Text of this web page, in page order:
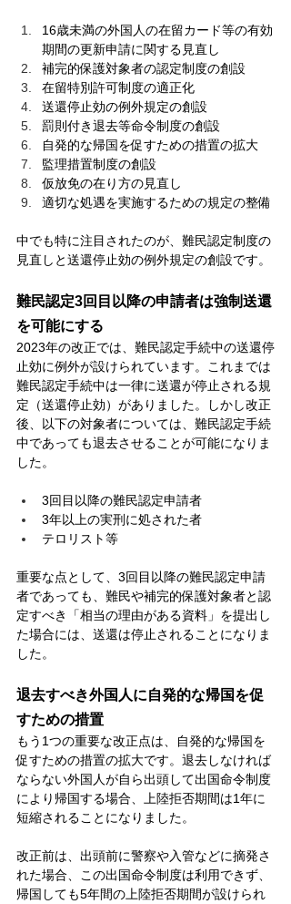
16歳未満の外国人の在留カード等の有効
期間の更新申請に関する見直し
補完的保護対象者の認定制度の創設
在留特別許可制度の適正化
送還停止効の例外規定の創設
罰則付き退去等命令制度の創設
自発的な帰国を促すための措置の拡大
監理措置制度の創設
仮放免の在り方の見直し
適切な処遇を実施するための規定の整備
中でも特に注目されたのが、難民認定制度の
見直しと送還停止効の例外規定の創設です。
難民認定3回目以降の申請者は強制送還
を可能にする
2023年の改正では、難民認定手続中の送還停
止効に例外が設けられています。これまでは
難民認定手続中は一律に送還が停止される規
定（送還停止効）がありました。しかし改正
後、以下の対象者については、難民認定手続
中であっても退去させることが可能になりま
した。
3回目以降の難民認定申請者
3年以上の実刑に処された者
テロリスト等
重要な点として、3回目以降の難民認定申請
者であっても、難民や補完的保護対象者と認
定すべき「相当の理由がある資料」を提出し
た場合には、送還は停止されることになりま
した。
退去すべき外国人に自発的な帰国を促
すための措置
もう1つの重要な改正点は、自発的な帰国を
促すための措置の拡大です。退去しなければ
ならない外国人が自ら出頭して出国命令制度
により帰国する場合、上陸拒否期間は1年に
短縮されることになりました。
改正前は、出頭前に警察や入管などに摘発さ
れた場合、この出国命令制度は利用できず、
帰国しても5年間の上陸拒否期間が設けられ